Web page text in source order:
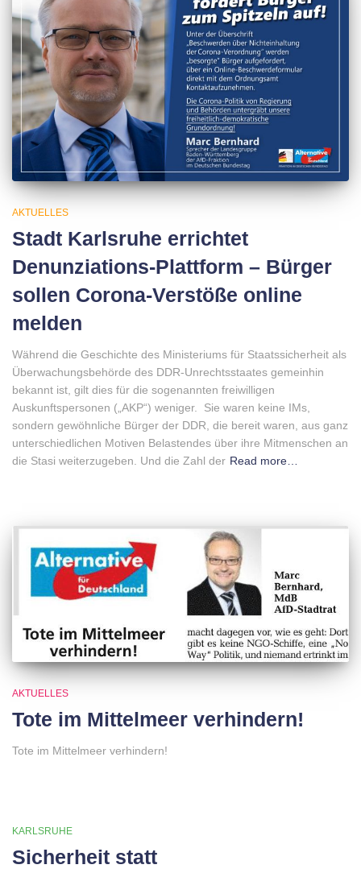
AKTUELLES
Stadt Karlsruhe errichtet
Denunziations-Plattform – Bürger
sollen Corona-Verstöße online
melden
Während die Geschichte des Ministeriums für Staatssicherheit als
Überwachungsbehörde des DDR-Unrechtsstaates gemeinhin
bekannt ist, gilt dies für die sogenannten freiwilligen
Auskunftspersonen („AKP“) weniger. Sie waren keine IMs,
sondern gewöhnliche Bürger der DDR, die bereit waren, aus ganz
unterschiedlichen Motiven Belastendes über ihre Mitmenschen an
die Stasi weiterzugeben. Und die Zahl der Read more…
AKTUELLES
Tote im Mittelmeer verhindern!
Tote im Mittelmeer verhindern!
KARLSRUHE
Sicherheit statt